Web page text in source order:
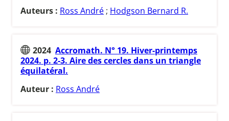
Auteurs : Ross André ; Hodgson Bernard R.
2024 Accromath. N° 19. Hiver-printemps
2024. p. 2-3. Aire des cercles dans un triangle
équilatéral.
Auteur : Ross André